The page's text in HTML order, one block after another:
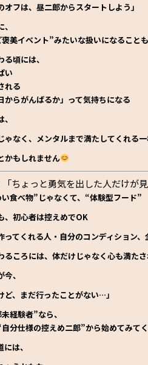
オフは、昼二郎からスタートしよう」
美イベント”みたいな扱いになること
頃には、
い
れる
からがんばるか」って気持ちになる
ゃなく、メンタルまで満たしてくれる一
かもしれません
「ちょっと勇気を出した人だけが
食べ物”じゃなくて、“体験型フード”
、初心者は控えめでOK
ってくれる人・自分のコンディション
るころには、体だけじゃなく心も満た
、
ど、まだ行ったことがない…」
経験者”なら、
分仕様の控えめ二郎”から始めてみてく
は、